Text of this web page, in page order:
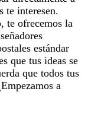
te interesen.
te ofrecemos la
estándar
que tus ideas se
que todos tus
a